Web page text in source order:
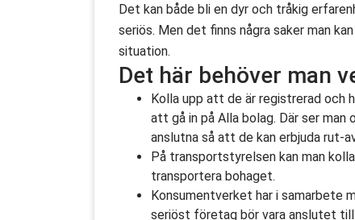
Det kan både bli en dyr och tråkig
seriös. Men det finns några saker man
situation.
Det här behöver man
Kolla upp att de är registrerad och
att gå in på Alla bolag. Där ser
anslutna så att de kan erbjuda rut-
På transportstyrelsen kan man
transportera bohaget.
Konsumentverket har i samarbete
seriöst företag bör vara anslutet